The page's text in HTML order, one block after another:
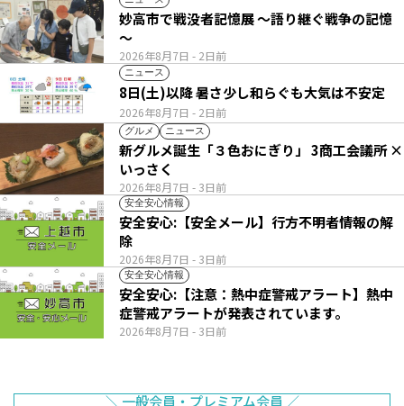
2026年8月7日 - 2日前
妙高市で戦没者記憶展 ～語り継ぐ戦争の記憶
～
ニュース
2026年8月7日 - 2日前
8日(土)以降 暑さ少し和らぐも大気は不安定
グルメ ニュース
2026年8月7日 - 3日前
新グルメ誕生「３色おにぎり」 3商工会議所 ×
いっさく
安全安心情報
2026年8月7日 - 3日前
安全安心:【安全メール】行方不明者情報の解
除
安全安心情報
2026年8月7日 - 3日前
安全安心:【注意：熱中症警戒アラート】熱中
症警戒アラートが発表されています。